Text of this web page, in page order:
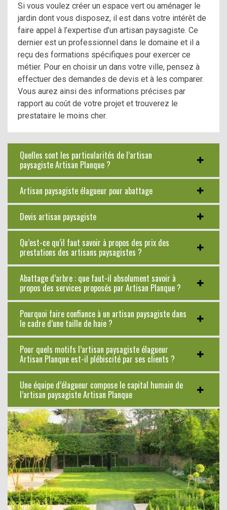
Si vous voulez créer un espace vert ou aménager le
jardin dont vous disposez, il est dans votre intérêt de
faire appel à l’expertise d’un artisan paysagiste. Ce
dernier est un professionnel dans le domaine et il a
reçu des formations spécifiques pour exercer ce
métier. Pour en choisir un dans votre ville, pensez à
effectuer des demandes de devis et à les comparer.
Vous aurez ainsi des informations précises par
rapport au coût de votre projet et trouverez le
prestataire le moins cher.
Quelles sont les particularités de l’artisan
paysagiste Artisan Planque ?
Artisan paysagiste élagueur pour abattage
Devis artisan paysagiste
Qu’est-ce qu’il faut savoir à propos des prix des
prestations des artisans paysagistes ?
Abattage d’arbre : que faut-il absolument savoir à
propos des services proposés par Artisan Planque ?
Pourquoi faire confiance à un artisan paysagiste dans
le cadre d’une taille de haie ?
Pour quels motifs l’artisan paysagiste élagueur
Artisan Planque est-il plébiscité par ses clients ?
Une équipe d’élagueur compose le capital humain de
l’artisan paysagiste Artisan Planque